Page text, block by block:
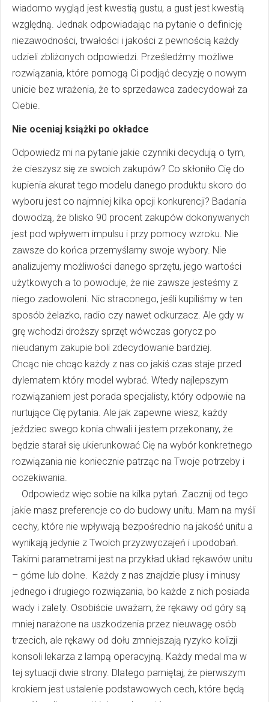
wiadomo wygląd jest kwestią gustu, a gust jest kwestią
względną. Jednak odpowiadając na pytanie o definicję
niezawodności, trwałości i jakości z pewnością każdy
udzieli zbliżonych odpowiedzi. Prześledźmy możliwe
rozwiązania, które pomogą Ci podjąć decyzję o nowym
unicie bez wrażenia, że to sprzedawca zadecydował za
Ciebie.
Nie oceniaj książki po okładce
Odpowiedz mi na pytanie jakie czynniki decydują o tym,
że cieszysz się ze swoich zakupów? Co skłoniło Cię do
kupienia akurat tego modelu danego produktu skoro do
wyboru jest co najmniej kilka opcji konkurencji? Badania
dowodzą, że blisko 90 procent zakupów dokonywanych
jest pod wpływem impulsu i przy pomocy wzroku. Nie
zawsze do końca przemyślamy swoje wybory. Nie
analizujemy możliwości danego sprzętu, jego wartości
użytkowych a to powoduje, że nie zawsze jesteśmy z
niego zadowoleni. Nic straconego, jeśli kupiliśmy w ten
sposób żelazko, radio czy nawet odkurzacz. Ale gdy w
grę wchodzi droższy sprzęt wówczas gorycz po
nieudanym zakupie boli zdecydowanie bardziej.
Chcąc nie chcąc każdy z nas co jakiś czas staje przed
dylematem który model wybrać. Wtedy najlepszym
rozwiązaniem jest porada specjalisty, który odpowie na
nurtujące Cię pytania. Ale jak zapewne wiesz, każdy
jeździec swego konia chwali i jestem przekonany, że
będzie starał się ukierunkować Cię na wybór konkretnego
rozwiązania nie koniecznie patrząc na Twoje potrzeby i
oczekiwania.
Odpowiedz więc sobie na kilka pytań. Zacznij od tego
jakie masz preferencje co do budowy unitu. Mam na myśli
cechy, które nie wpływają bezpośrednio na jakość unitu a
wynikają jedynie z Twoich przyzwyczajeń i upodobań.
Takimi parametrami jest na przykład układ rękawów unitu
– górne lub dolne. Każdy z nas znajdzie plusy i minusy
jednego i drugiego rozwiązania, bo każde z nich posiada
wady i zalety. Osobiście uważam, że rękawy od góry są
mniej narażone na uszkodzenia przez nieuwagę osób
trzecich, ale rękawy od dołu zmniejszają ryzyko kolizji
konsoli lekarza z lampą operacyjną. Każdy medal ma w
tej sytuacji dwie strony. Dlatego pamiętaj, że pierwszym
krokiem jest ustalenie podstawowych cech, które będą